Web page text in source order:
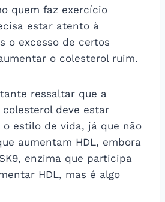
quem faz exercício
estar atento à
o excesso de certos
o colesterol ruim.
ressaltar que a
deve estar
o estilo de vida, já que não
aumentam HDL, embora
enzima que participa
HDL, mas é algo